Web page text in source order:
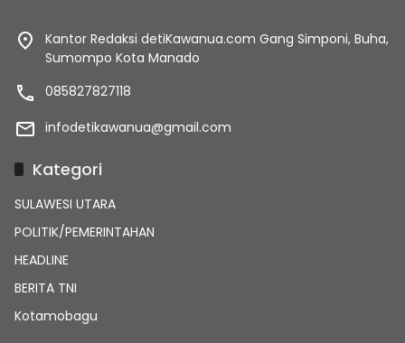
Kantor Redaksi detiKawanua.com Gang Simponi, Buha,
Sumompo Kota Manado
085827827118
infodetikawanua@gmail.com
Kategori
SULAWESI UTARA
POLITIK/PEMERINTAHAN
HEADLINE
BERITA TNI
Kotamobagu